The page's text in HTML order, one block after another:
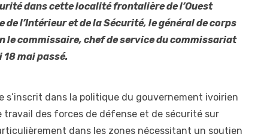
dans cette localité frontalière de l’Ouest
l’Intérieur et de la Sécurité, le général de corps
le commissaire, chef de service du commissariat
mai passé.
s’inscrit dans la politique du gouvernement ivoirien
travail des forces de défense et de sécurité sur
dans les zones nécessitant un soutien